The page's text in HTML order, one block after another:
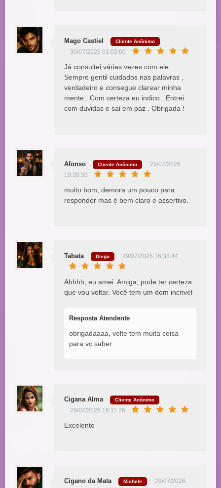
Mago Castiel Cliente Anônimo
30/07/2026 01:02:00
Já consultei várias vezes com ele.
Sempre gentil cuidados nas palavras ,
verdadeiro e consegue clarear minha
mente . Com certeza eu indico . Entrei
com duvidas e sai em paz . Obrigada !
Afonso Cliente Anônimo
29/07/2026
19:20:33
muito bom, demora um pouco para
responder mas é bem claro e assertivo.
Tabata Diego 29/07/2026 16:38:44
Ahhhh, eu amei. Amiga, pode ter certeza
que vou voltar. Você tem um dom incrivel
Resposta Atendente
obrigadaaaa, volte tem muita coisa
para vc saber
Cigana Alma Cliente Anônimo
29/07/2026 16:11:26
Excelente
Cigano da Mata Michele
29/07/2026